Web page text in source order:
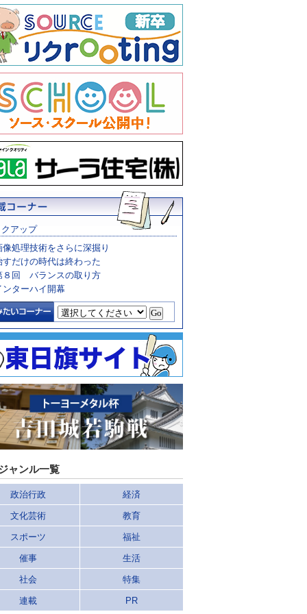
アップ
像処理技術をさらに深掘り
すだけの時代は終わった
８回 バランスの取り方
ンターハイ開幕
ャンル一覧
政治行政 経済
文化芸術 教育
スポーツ 福祉
催事 生活
社会 特集
連載 PR